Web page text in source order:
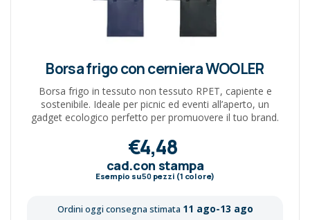
Borsa frigo con cerniera WOOLER
Borsa frigo in tessuto non tessuto RPET, capiente e
sostenibile. Ideale per picnic ed eventi all’aperto, un
gadget ecologico perfetto per promuovere il tuo brand.
€4,48
cad.con stampa
Esempio su50pezzi (1 colore)
Ordini oggi consegna stimata 11 ago-13 ago